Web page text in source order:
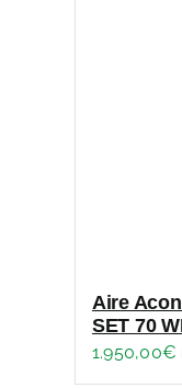
Aire
SET 70
1.950,00€